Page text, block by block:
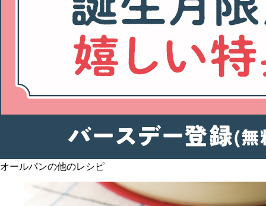
オールパンの他のレシピ